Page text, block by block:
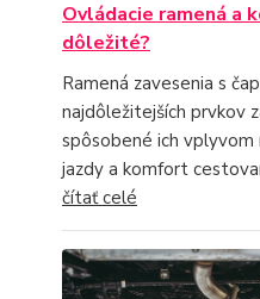
Ovládacie ramená a
dôležité?
Ramená zavesenia s
najdôležitejších prvkov
spôsobené ich vplyvom
jazdy a komfort
čítať celé